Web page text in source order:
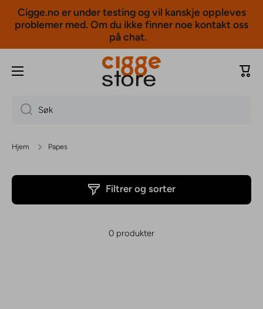
Hopp til innholdet
Cigge.no er under testing og vil kanskje oppleves
problemer med. Om du ikke finner noe kontakt oss
på chat.
Søk
Hjem Papes
Filtrer og sorter
0 produkter